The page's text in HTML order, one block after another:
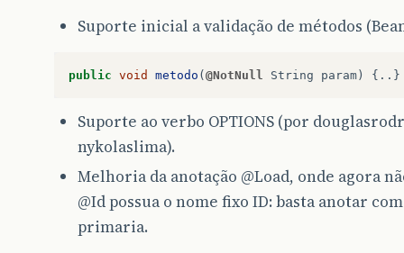
Suporte inicial a validação de métodos
public void metodo ( @NotNull String param ) {..}
Suporte ao verbo OPTIONS (por
nykolaslima).
Melhoria da anotação @Load, onde agora
@Idpossua o nome fixo ID: basta anotar
primaria.